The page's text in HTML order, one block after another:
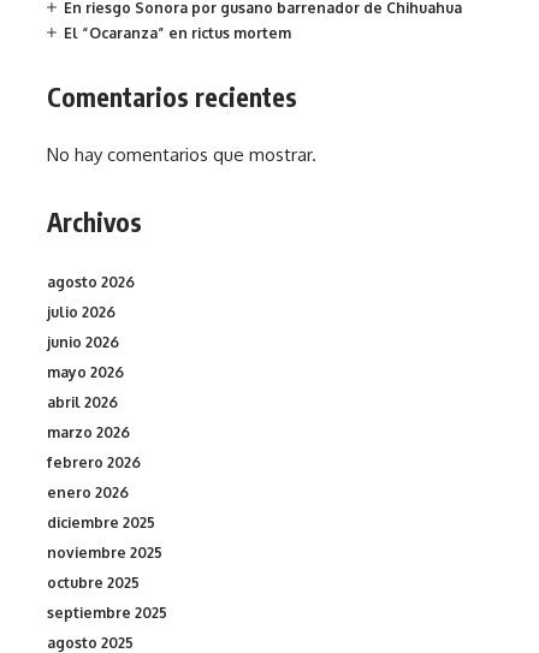
En riesgo Sonora por gusano barrenador de Chihuahua
El “Ocaranza” en rictus mortem
Comentarios recientes
No hay comentarios que mostrar.
Archivos
agosto 2026
julio 2026
junio 2026
mayo 2026
abril 2026
marzo 2026
febrero 2026
enero 2026
diciembre 2025
noviembre 2025
octubre 2025
septiembre 2025
agosto 2025